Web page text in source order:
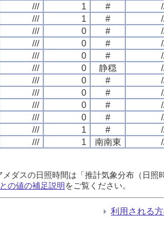
/// 1 #
/// 1 #
/// 0 #
/// 0 #
/// 0 #
/// 0 静穏
/// 0 #
/// 0 #
/// 0 #
/// 0 #
/// 1 #
/// 1 南南東
ダスの日照時間は「推計気象分布（日
の値の補足説明をご覧ください。
利用される